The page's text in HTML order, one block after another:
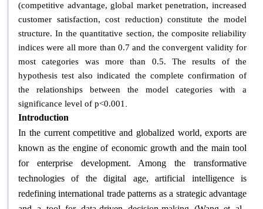
(competitive advantage, global market penetration, increased
customer satisfaction, cost reduction) constitute the model
structure. In the quantitative section, the composite reliability
indices were all more than 0.7 and the convergent validity for
most categories was more than 0.5. The results of the
hypothesis test also indicated the complete confirmation of
the relationships between the model categories with a
significance level of p<0.001 .
Introduction
In the current competitive and globalized world, exports are
known as the engine of economic growth and the main tool
for enterprise development. Among the transformative
technologies of the digital age, artificial intelligence is
redefining international trade patterns as a strategic advantage